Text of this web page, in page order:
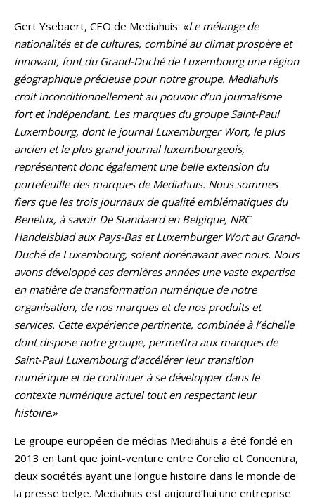
Gert Ysebaert, CEO de Mediahuis: «Le mélange de
nationalités et de cultures, combiné au climat prospère et
innovant, font du Grand-Duché de Luxembourg une région
géographique précieuse pour notre groupe. Mediahuis
croit inconditionnellement au pouvoir d’un journalisme
fort et indépendant. Les marques du groupe Saint-Paul
Luxembourg, dont le journal Luxemburger Wort, le plus
ancien et le plus grand journal luxembourgeois,
représentent donc également une belle extension du
portefeuille des marques de Mediahuis. Nous sommes
fiers que les trois journaux de qualité emblématiques du
Benelux, à savoir De Standaard en Belgique, NRC
Handelsblad aux Pays-Bas et Luxemburger Wort au Grand-
Duché de Luxembourg, soient dorénavant avec nous. Nous
avons développé ces dernières années une vaste expertise
en matière de transformation numérique de notre
organisation, de nos marques et de nos produits et
services. Cette expérience pertinente, combinée à l’échelle
dont dispose notre groupe, permettra aux marques de
Saint-Paul Luxembourg d’accélérer leur transition
numérique et de continuer à se développer dans le
contexte numérique actuel tout en respectant leur
histoire.»
Le groupe européen de médias Mediahuis a été fondé en
2013 en tant que joint-venture entre Corelio et Concentra,
deux sociétés ayant une longue histoire dans le monde de
la presse belge. Mediahuis est aujourd’hui une entreprise